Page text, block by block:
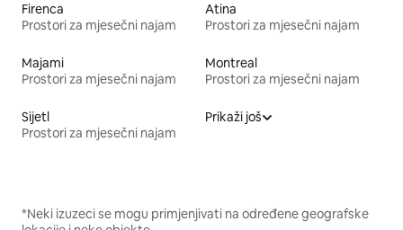
Firenca
Prostori za mjesečni najam
Atina
Prostori za mjesečni najam
Majami
Prostori za mjesečni najam
Montreal
Prostori za mjesečni najam
Sijetl
Prostori za mjesečni najam
Prikaži još
*Neki izuzeci se mogu primjenjivati na određene geografske